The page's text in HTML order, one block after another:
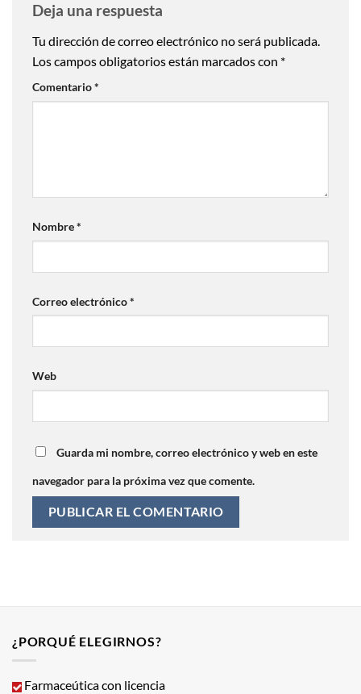
Deja una respuesta
Tu dirección de correo electrónico no será publicada.
Los campos obligatorios están marcados con *
Comentario*
Nombre*
Correo electrónico*
Web
Guarda mi nombre, correo electrónico y web en este
navegador para la próxima vez que comente.
¿PORQUÉ ELEGIRNOS?
Farmaceútica con licencia